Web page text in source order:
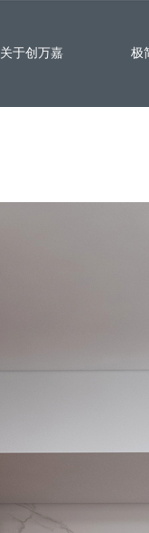
关于创万嘉 极